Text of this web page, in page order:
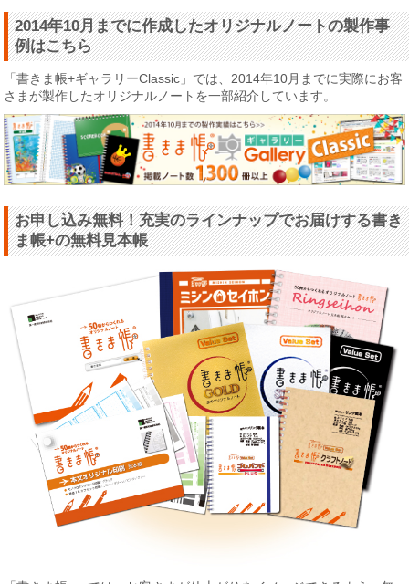
2014年10月までに作成したオリジナルノートの製作事
例はこちら
「書きま帳+ギャラリーClassic」では、2014年10月までに実際にお客
さまが製作したオリジナルノートを一部紹介しています。
お申し込み無料！充実のラインナップでお届けする書き
ま帳+の無料見本帳